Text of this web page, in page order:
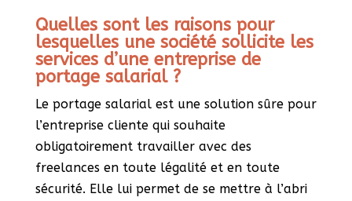
Quelles sont les raisons pour
lesquelles une société sollicite les
services d’une entreprise de
portage salarial ?
Le portage salarial est une solution sûre pour
l’entreprise cliente qui souhaite
obligatoirement travailler avec des
freelances en toute légalité et en toute
sécurité. Elle lui permet de se mettre à l’abri